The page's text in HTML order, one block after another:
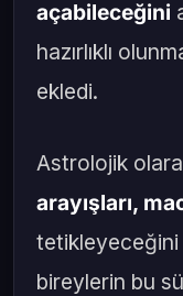
açabileceğini
hazırlıklı
ekledi.
Astrolojik
arayışları,
tetikleyeceğini
bireylerin bu